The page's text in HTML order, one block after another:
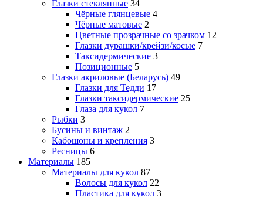
Глазки стеклянные 34
Чёрные глянцевые 4
Чёрные матовые 2
Цветные прозрачные со зрачком 12
Глазки дурашки/крейзи/косые 7
Таксидермические 3
Позиционные 5
Глазки акриловые (Беларусь) 49
Глазки для Тедди 17
Глазки таксидермические 25
Глаза для кукол 7
Рыбки 3
Бусины и винтаж 2
Кабошоны и крепления 3
Ресницы 6
Материалы 185
Материалы для кукол 87
Волосы для кукол 22
Пластика для кукол 3